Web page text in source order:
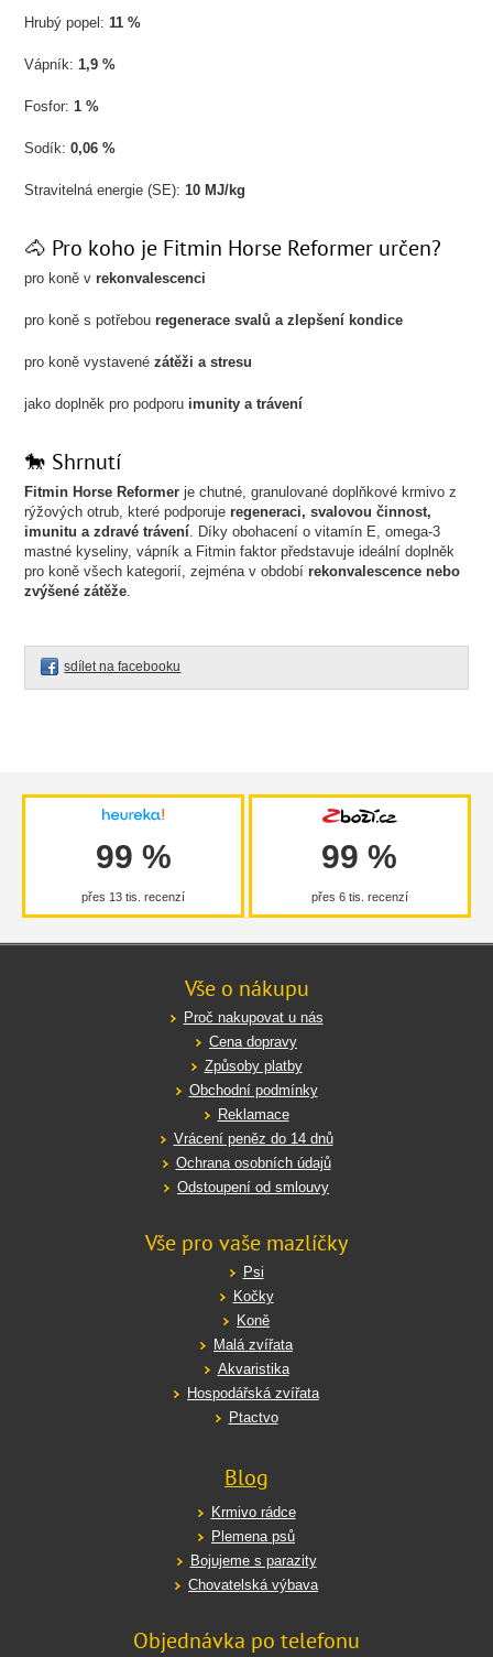
Hrubý popel:11 %
Vápník:1,9 %
Fosfor:1 %
Sodík:0,06 %
Stravitelná energie (SE):10 MJ/kg
🐴 Pro koho je Fitmin Horse Reformer určen?
pro koně vrekonvalescenci
pro koně s potřebouregenerace svalů a zlepšení kondice
pro koně vystavenézátěži a stresu
jako doplněk pro podporu imunity a trávení
🐎 Shrnutí
Fitmin Horse Reformer je chutné, granulované doplňkové krmivo z
rýžových otrub, které podporujeregeneraci, svalovou činnost,
imunitu a zdravé trávení. Díky obohacení o vitamín E, omega-3
mastné kyseliny, vápník a Fitmin faktor představuje ideální doplněk
pro koně všech kategorií, zejména v obdobírekonvalescence nebo
zvýšené zátěže.
sdílet na facebooku
99 %
přes 13 tis. recenzí
99 %
přes 6 tis. recenzí
Vše o nákupu
Proč nakupovat u nás
Cena dopravy
Způsoby platby
Obchodní podmínky
Reklamace
Vrácení peněz do 14 dnů
Ochrana osobních údajů
Odstoupení od smlouvy
Vše pro vaše mazlíčky
Psi
Kočky
Koně
Malá zvířata
Akvaristika
Hospodářská zvířata
Ptactvo
Blog
Krmivo rádce
Plemena psů
Bojujeme s parazity
Chovatelská výbava
Objednávka po telefonu